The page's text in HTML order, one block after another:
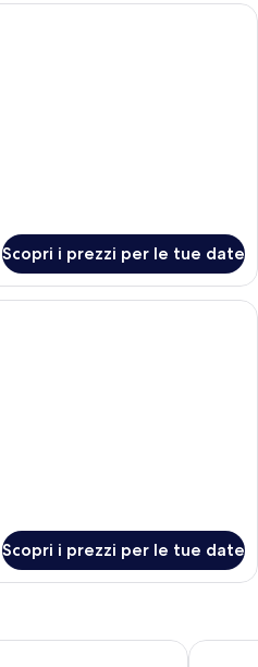
Una camera da letto moderna con
Scopri i prezzi per le tue date
Camera d'albergo con una
Scopri i prezzi per le tue date